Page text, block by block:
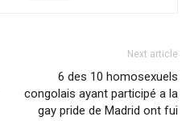
Next article
6 des 10 homosexuels
congolais ayant participé a la
gay pride de Madrid ont fui